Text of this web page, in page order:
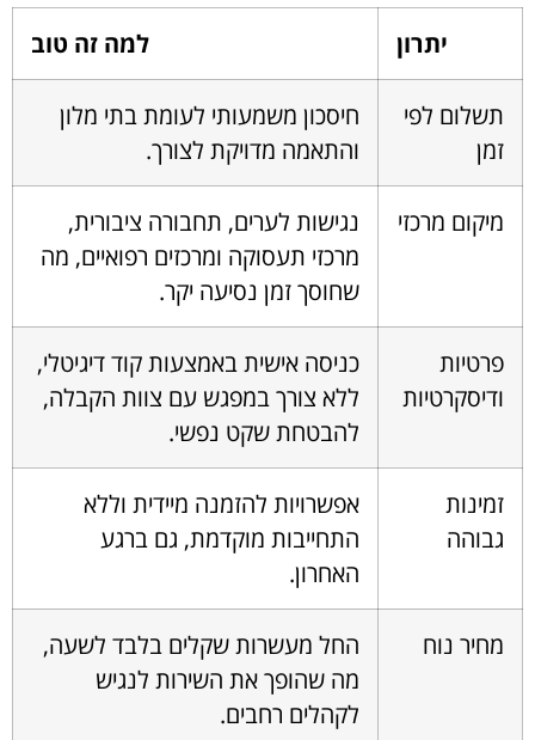
יתרון למה זה טוב
תשלום לפי
זמן
חיסכון משמעותי לעומת בתי מלון
והתאמה מדויקת לצורך.
מיקום מרכזי
נגישות לערים, תחבורה ציבורית,
מרכזי תעסוקה ומרכזים רפואיים, מה
שחוסך זמן נסיעה יקר.
פרטיות
ודיסקרטיות
כניסה אישית באמצעות קוד דיגיטלי,
ללא צורך במפגש עם צוות הקבלה,
להבטחת שקט נפשי.
זמינות
גבוהה
אפשרויות להזמנה מיידית וללא
התחייבות מוקדמת, גם ברגע
האחרון.
מחיר נוח
החל מעשרות שקלים בלבד לשעה,
מה שהופך את השירות לנגיש
לקהלים רחבים.